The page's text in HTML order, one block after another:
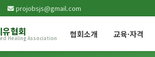
projobsjs@gmail.com
협회
Healing Association 협회소개 교육·자격